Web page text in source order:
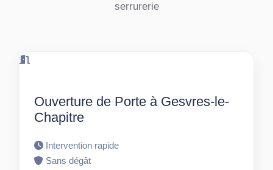
serrurerie
Ouverture de Porte à Gesvres-le-
Chapitre
Intervention rapide
Sans dégât